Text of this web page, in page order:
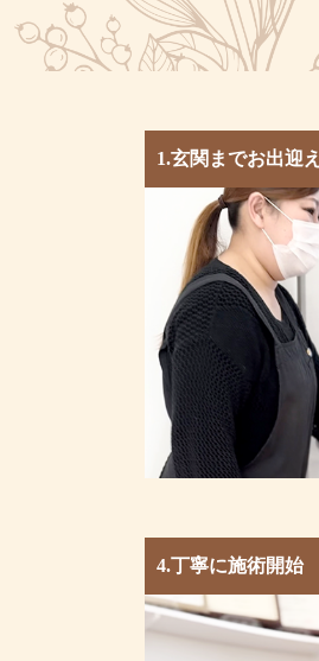
1.玄関までお出迎え
4.丁寧に施術開始